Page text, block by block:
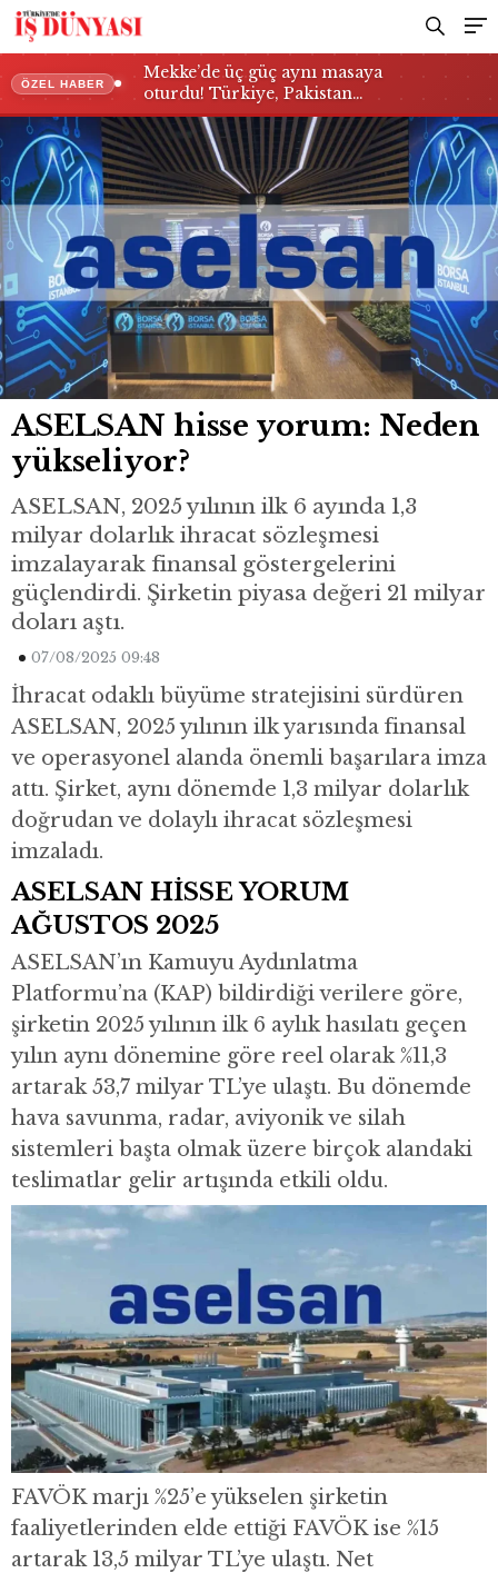
ÖZEL HABER
Mekke’de üç güç aynı masaya
oturdu! Türkiye, Pakistan…
ASELSAN hisse yorum: Neden
yükseliyor?
ASELSAN, 2025 yılının ilk 6 ayında 1,3
milyar dolarlık ihracat sözleşmesi
imzalayarak finansal göstergelerini
güçlendirdi. Şirketin piyasa değeri 21 milyar
doları aştı.
07/08/2025 09:48
İhracat odaklı büyüme stratejisini sürdüren
ASELSAN, 2025 yılının ilk yarısında finansal
ve operasyonel alanda önemli başarılara imza
attı. Şirket, aynı dönemde 1,3 milyar dolarlık
doğrudan ve dolaylı ihracat sözleşmesi
imzaladı.
ASELSAN HİSSE YORUM
AĞUSTOS 2025
ASELSAN’ın Kamuyu Aydınlatma
Platformu’na (KAP) bildirdiği verilere göre,
şirketin 2025 yılının ilk 6 aylık hasılatı geçen
yılın aynı dönemine göre reel olarak %11,3
artarak 53,7 milyar TL’ye ulaştı. Bu dönemde
hava savunma, radar, aviyonik ve silah
sistemleri başta olmak üzere birçok alandaki
teslimatlar gelir artışında etkili oldu.
FAVÖK marjı %25’e yükselen şirketin
faaliyetlerinden elde ettiği FAVÖK ise %15
artarak 13,5 milyar TL’ye ulaştı. Net